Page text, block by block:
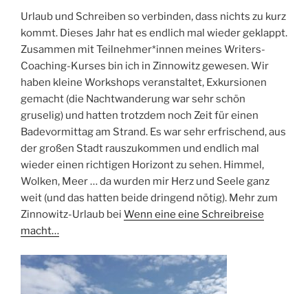
Urlaub und Schreiben so verbinden, dass nichts zu kurz
kommt. Dieses Jahr hat es endlich mal wieder geklappt.
Zusammen mit Teilnehmer*innen meines Writers-
Coaching-Kurses bin ich in Zinnowitz gewesen. Wir
haben kleine Workshops veranstaltet, Exkursionen
gemacht (die Nachtwanderung war sehr schön
gruselig) und hatten trotzdem noch Zeit für einen
Badevormittag am Strand. Es war sehr erfrischend, aus
der großen Stadt rauszukommen und endlich mal
wieder einen richtigen Horizont zu sehen. Himmel,
Wolken, Meer … da wurden mir Herz und Seele ganz
weit (und das hatten beide dringend nötig). Mehr zum
Zinnowitz-Urlaub bei Wenn eine eine Schreibreise
macht…